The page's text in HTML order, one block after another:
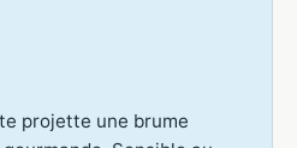
projette une brume